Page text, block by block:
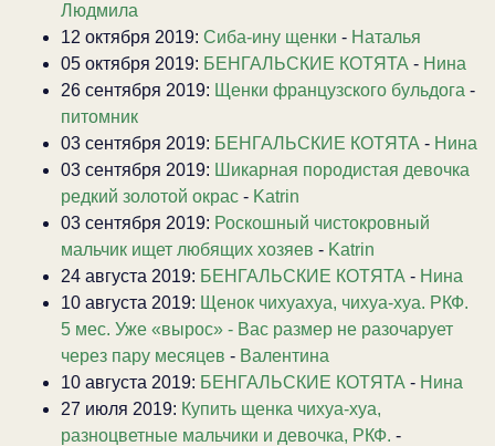
Людмила
12 октября 2019: Сиба-ину щенки - Наталья
05 октября 2019: БЕНГАЛЬСКИЕ КОТЯТА - Нина
26 сентября 2019: Щенки французского бульдога -
питомник
03 сентября 2019: БЕНГАЛЬСКИЕ КОТЯТА - Нина
03 сентября 2019: Шикарная породистая девочка
редкий золотой окрас - Katrin
03 сентября 2019: Роскошный чистокровный
мальчик ищет любящих хозяев - Katrin
24 августа 2019: БЕНГАЛЬСКИЕ КОТЯТА - Нина
10 августа 2019: Щенок чихуахуа, чихуа-хуа. РКФ.
5 мес. Уже «вырос» - Вас размер не разочарует
через пару месяцев - Валентина
10 августа 2019: БЕНГАЛЬСКИЕ КОТЯТА - Нина
27 июля 2019: Купить щенка чихуа-хуа,
разноцветные мальчики и девочка, РКФ. -